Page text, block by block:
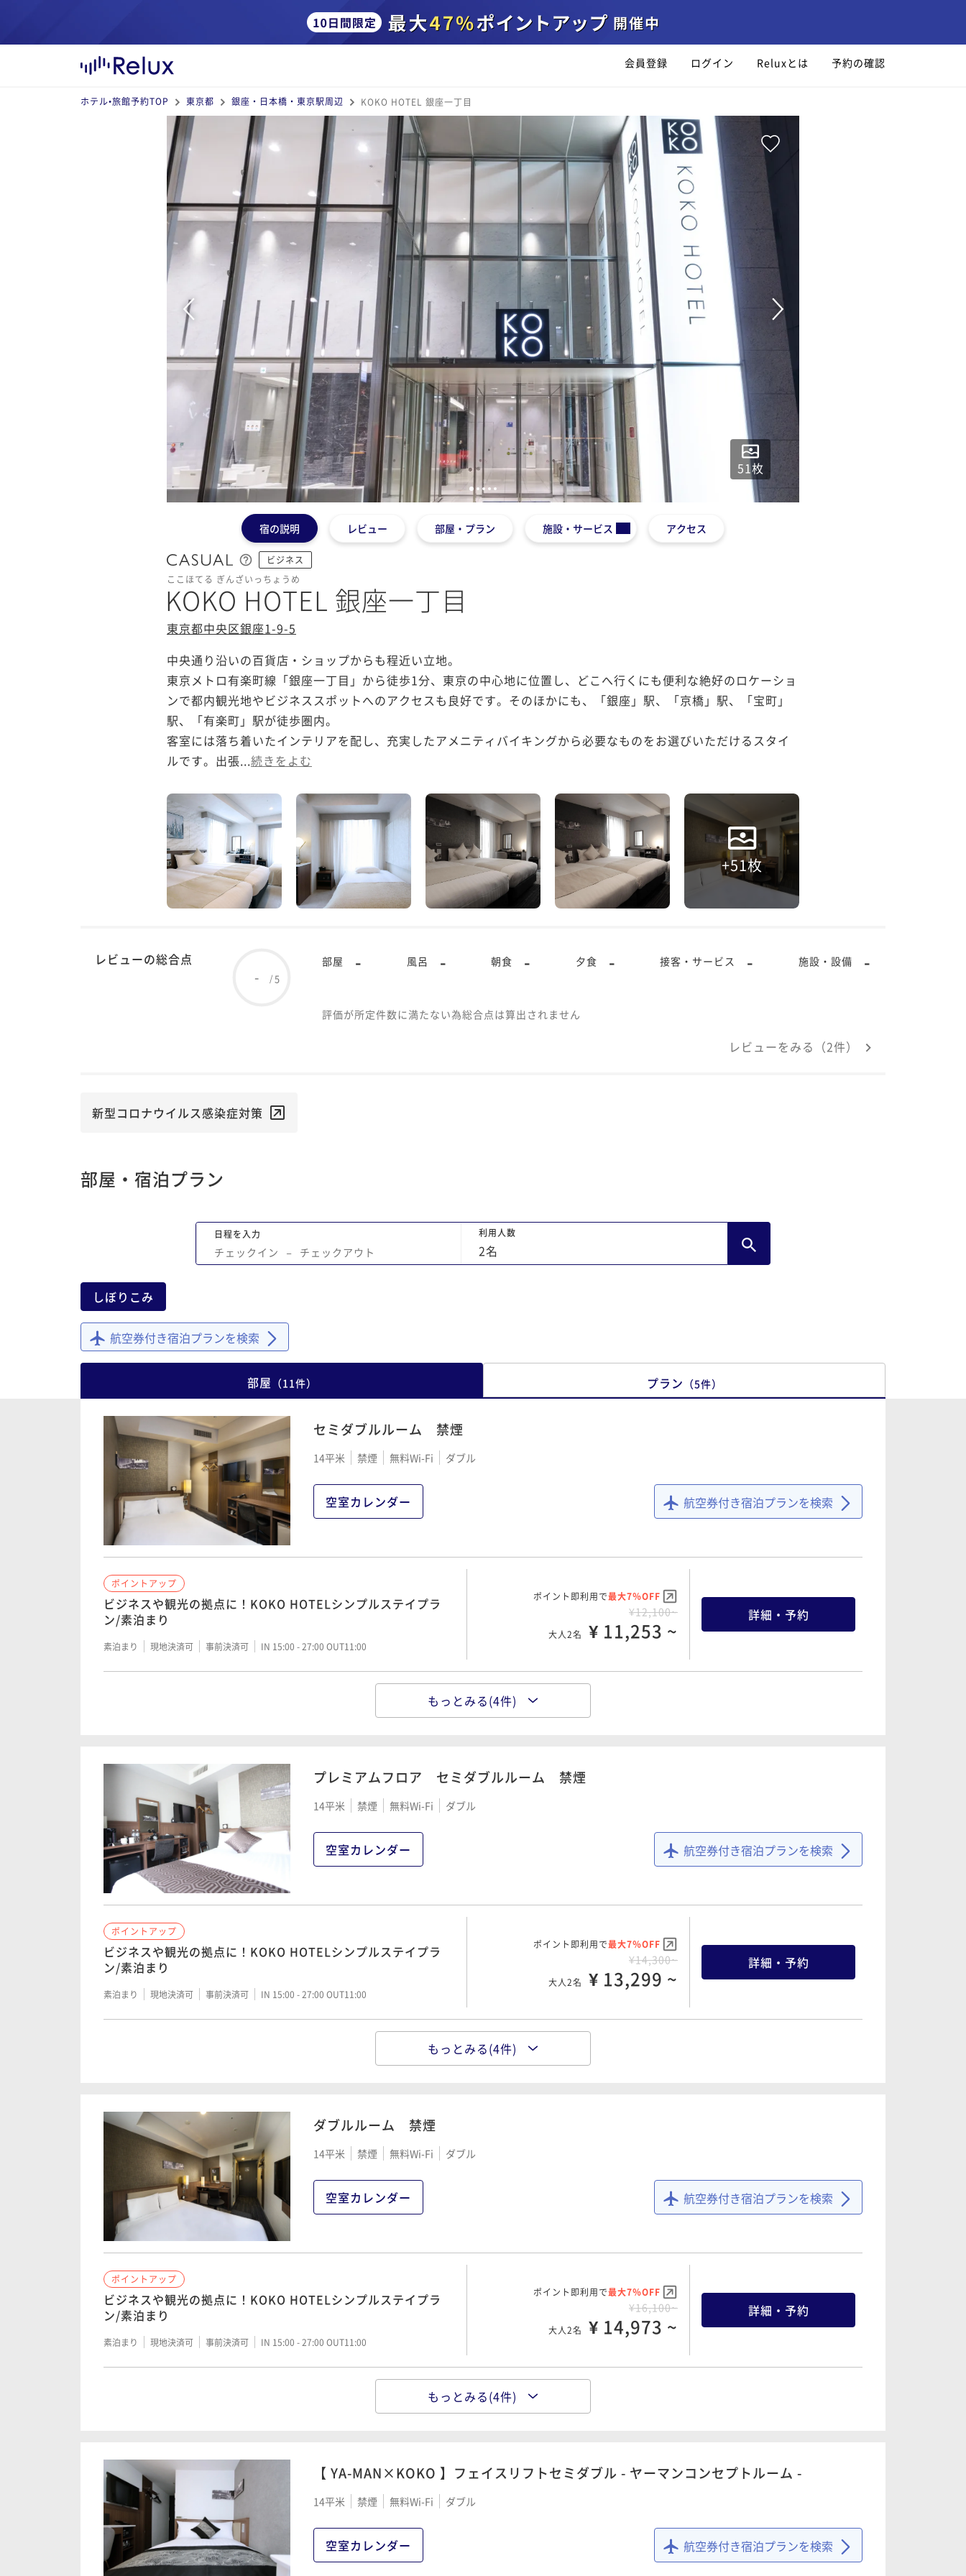
会員登録 ログイン Reluxとは 予約の確認
ホテル•旅館予約TOP 東京都 銀座・日本橋・東京駅周辺 KOKO HOTEL 銀座一丁目
51枚
1 2 345
宿の説明 レビュー 部屋・プラン 施設・サービス アクセス
ビジネス
ここほてる ぎんざいっちょうめ
KOKO HOTEL 銀座一丁目
東京都中央区銀座1-9-5
中央通り沿いの百貨店・ショップからも程近い立地。
東京メトロ有楽町線「銀座一丁目」から徒歩1分、東京の中心地に位置し、どこへ行くにも便利な絶好のロケーショ
ンで都内観光地やビジネススポットへのアクセスも良好です。そのほかにも、「銀座」駅、「京橋」駅、「宝町」
駅、「有楽町」駅が徒歩圏内。
客室には落ち着いたインテリアを配し、充実したアメニティバイキングから必要なものをお選びいただけるスタイ
ルです。出張...続きをよむ
+51枚
レビューの総合点
- /5
部屋 - 風呂 - 朝食 - 夕食 - 接客・サービス - 施設・設備 -
評価が所定件数に満たない為総合点は算出されません
レビューをみる（2件）
新型コロナウイルス感染症対策
部屋・宿泊プラン
日程を入力
チェックイン − チェックアウト
利用人数
2名
しぼりこみ
航空券付き宿泊プランを検索
部屋 （11件） プラン （5件）
セミダブルルーム 禁煙
14平米 禁煙 無料Wi-Fi ダブル
空室カレンダー 航空券付き宿泊プランを検索
ポイントアップ
ビジネスや観光の拠点に！KOKO HOTELシンプルステイプラ
ン/素泊まり
素泊まり 現地決済可 事前決済可 IN 15:00 - 27:00 OUT11:00
ポイント即利用で最大7％OFF
¥12,100~
大人2名 ¥ 11,253 ~
詳細・予約
【 KOKO＆JILL STUART 】 女子旅おすすめ甘い香りに包まれ
ポイントアップ
チェックアウトは１２時まで ■素泊まり■ のんびりステイプラ
ン
素泊まり 現地決済可 事前決済可
¥15,100~
¥ 14,043 ~
詳細・予約
ポイントアップ
早期割引30 ■ 素泊り ■ 30日前のご予約でお得♪早割プラン/
素泊まり
素泊まり 現地決済可 事前決済可 IN 15:00 - 26:00 OUT11:00
ポイント即利用で 最大7％OFF
¥15,750~
大人2名 ¥ 14,647 ~
詳細・予約
【 2泊以上 】 銀座を拠点にお得にKOKOステイ / 素泊まり
ポイント即利用で
もっとみる(4件)
プレミアムフロア セミダブルルーム 禁煙
14平米 禁煙 無料Wi-Fi ダブル
空室カレンダー 航空券付き宿泊プランを検索
ポイントアップ
ビジネスや観光の拠点に！KOKO HOTELシンプルステイプラ
ン/素泊まり
素泊まり 現地決済可 事前決済可 IN 15:00 - 27:00 OUT11:00
ポイント即利用で最大7％OFF
¥14,300~
大人2名 ¥ 13,299 ~
詳細・予約
【 KOKO＆JILL STUART 】 女子旅おすすめ甘い香りに包まれ
ポイントアップ
チェックアウトは１２時まで ■素泊まり■ のんびりステイプラ
ン
素泊まり 事前決済可 IN 15:00 - 24:00 OUT12:00
¥17,300~
¥ 16,089 ~
詳細・予約
ポイントアップ
早期割引30 ■ 素泊り ■ 30日前のご予約でお得♪早割プラン/
素泊まり
素泊まり 現地決済可 事前決済可 IN 15:00 - 26:00 OUT11:00
ポイント即利用で 最大7％OFF
¥18,630~
大人2名 ¥ 17,325 ~
詳細・予約
【 2泊以上 】 銀座を拠点にお得にKOKOステイ / 素泊まり
ポイント即利用で
もっとみる(4件)
ダブルルーム 禁煙
14平米 禁煙 無料Wi-Fi ダブル
空室カレンダー 航空券付き宿泊プランを検索
ポイントアップ
ビジネスや観光の拠点に！KOKO HOTELシンプルステイプラ
ン/素泊まり
素泊まり 現地決済可 事前決済可 IN 15:00 - 27:00 OUT11:00
ポイント即利用で最大7％OFF
¥16,100~
大人2名 ¥ 14,973 ~
詳細・予約
【 KOKO＆JILL STUART 】 女子旅おすすめ甘い香りに包まれ
ポイントアップ
チェックアウトは１２時まで ■素泊まり■ のんびりステイプラ
ン
素泊まり IN 15:00 - 24:00 OUT12:00
¥19,100~
¥ 17,763 ~
詳細・予約
もっとみる(4件)
【 YA-MAN×KOKO 】フェイスリフトセミダブル - ヤーマンコンセプトルーム -
14平米 禁煙 無料Wi-Fi ダブル
空室カレンダー 航空券付き宿泊プランを検索